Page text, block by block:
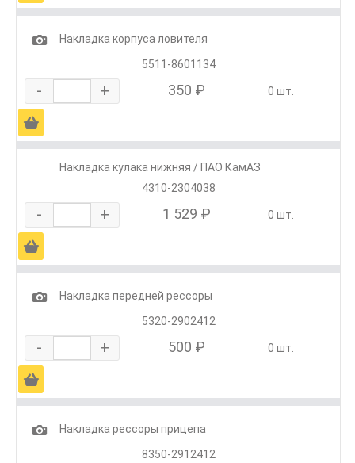
1
Накладка корпуса ловителя
5511-8601134
- + 350 ₽ 0 шт.
Ä
Накладка кулака нижняя / ПАО КамАЗ
4310-2304038
- + 1 529 ₽ 0 шт.
Ä
1
Накладка передней рессоры
5320-2902412
- + 500 ₽ 0 шт.
Ä
1
Накладка рессоры прицепа
8350-2912412